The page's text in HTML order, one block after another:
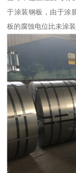
于涂装钢板，由于涂
板的腐蚀电位比未涂